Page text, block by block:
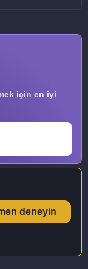
için en iyi
deneyin